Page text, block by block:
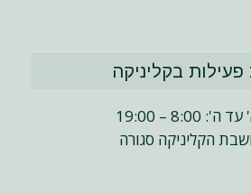
בקליניקה
8:00 – 19:00
הקליניקה סגורה